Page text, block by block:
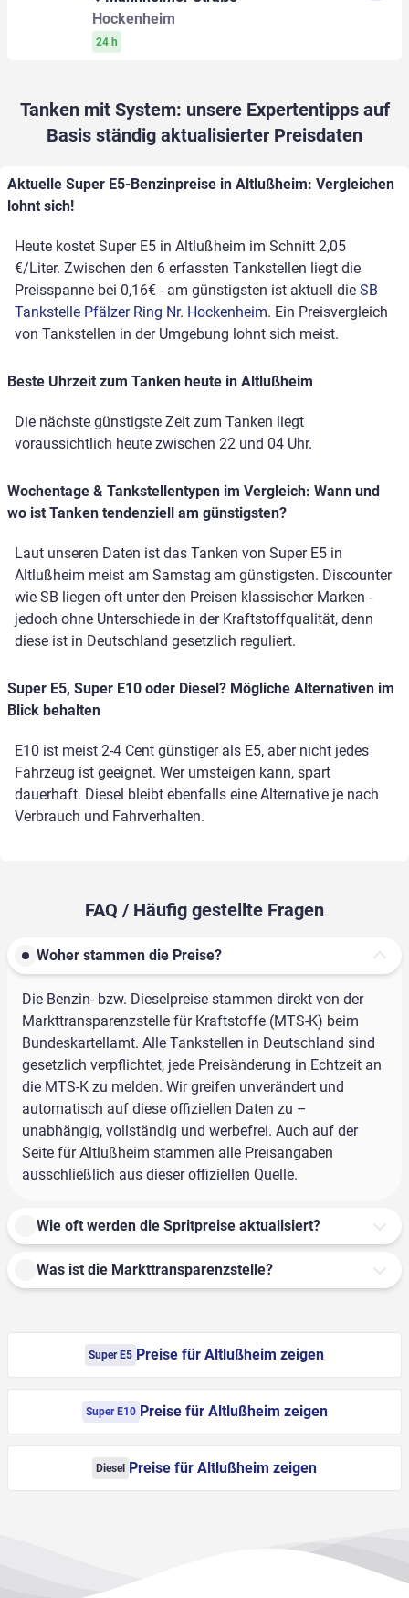
Hockenheim
24 h
Tanken mit System: unsere Expertentipps auf
Basis ständig aktualisierter Preisdaten
Aktuelle Super E5-Benzinpreise in Altlußheim: Vergleichen
lohnt sich!
Heute kostet Super E5 in Altlußheim im Schnitt 2,05
€/Liter. Zwischen den 6 erfassten Tankstellen liegt die
Preisspanne bei 0,16€ - am günstigsten ist aktuell die SB
Tankstelle Pfälzer Ring Nr. Hockenheim. Ein Preisvergleich
von Tankstellen in der Umgebung lohnt sich meist.
Beste Uhrzeit zum Tanken heute in Altlußheim
Die nächste günstigste Zeit zum Tanken liegt
voraussichtlich heute zwischen 22 und 04 Uhr.
Wochentage & Tankstellentypen im Vergleich: Wann und
wo ist Tanken tendenziell am günstigsten?
Laut unseren Daten ist das Tanken von Super E5 in
Altlußheim meist am Samstag am günstigsten. Discounter
wie SB liegen oft unter den Preisen klassischer Marken -
jedoch ohne Unterschiede in der Kraftstoffqualität, denn
diese ist in Deutschland gesetzlich reguliert.
Super E5, Super E10 oder Diesel? Mögliche Alternativen im
Blick behalten
E10 ist meist 2-4 Cent günstiger als E5, aber nicht jedes
Fahrzeug ist geeignet. Wer umsteigen kann, spart
dauerhaft. Diesel bleibt ebenfalls eine Alternative je nach
Verbrauch und Fahrverhalten.
FAQ / Häufig gestellte Fragen
Woher stammen die Preise?
Die Benzin- bzw. Dieselpreise stammen direkt von der
Markttransparenzstelle für Kraftstoffe (MTS-K) beim
Bundeskartellamt. Alle Tankstellen in Deutschland sind
gesetzlich verpflichtet, jede Preisänderung in Echtzeit an
die MTS-K zu melden. Wir greifen unverändert und
automatisch auf diese offiziellen Daten zu –
unabhängig, vollständig und werbefrei. Auch auf der
Seite für Altlußheim stammen alle Preisangaben
ausschließlich aus dieser offiziellen Quelle.
Wie oft werden die Spritpreise aktualisiert?
Was ist die Markttransparenzstelle?
Super E5 Preise für Altlußheim zeigen
Super E10 Preise für Altlußheim zeigen
Diesel Preise für Altlußheim zeigen